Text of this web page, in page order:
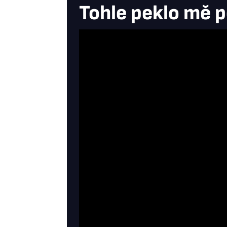
Tohle peklo mě